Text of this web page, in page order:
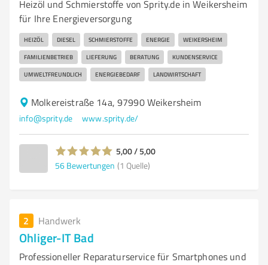
Heizöl und Schmierstoffe von Sprity.de in Weikersheim
für Ihre Energieversorgung
HEIZÖL DIESEL SCHMIERSTOFFE ENERGIE WEIKERSHEIM
FAMILIENBETRIEB LIEFERUNG BERATUNG KUNDENSERVICE
UMWELTFREUNDLICH ENERGIEBEDARF LANDWIRTSCHAFT
Molkereistraße 14a, 97990 Weikersheim
info@sprity.de www.sprity.de/
5,00 / 5,00
56 Bewertungen (1 Quelle)
2 Handwerk
Ohliger-IT Bad
Professioneller Reparaturservice für Smartphones und